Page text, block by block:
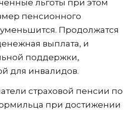
льготы при этом
пенсионного
Продолжатся
выплата, и
поддержки,
для инвалидов.
страховой пенсии по
при достижении